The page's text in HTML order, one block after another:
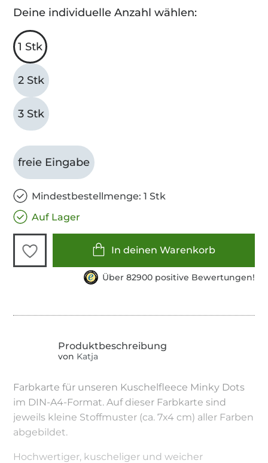
Deine individuelle Anzahl wählen:
1 Stk
2 Stk
3 Stk
freie Eingabe
Mindestbestellmenge: 1 Stk
Auf Lager
In deinen Warenkorb
Über 82900 positive Bewertungen!
von Katja
Farbkarte für unseren Kuschelfleece Minky Dots
im DIN-A4-Format. Auf dieser Farbkarte sind
jeweils kleine Stoffmuster (ca. 7x4 cm) aller Farben
abgebildet.
Hochwertiger, kuscheliger und weicher